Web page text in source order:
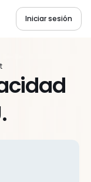
Iniciar sesión